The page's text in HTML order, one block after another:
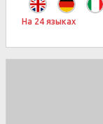
На 24 языках